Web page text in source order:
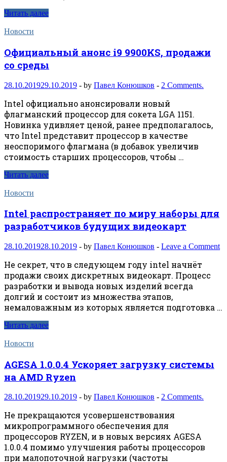
Читать далее
Новости
Официальный анонс i9 9900KS, продажи
со среды
28.10.201929.10.2019 - by Павел Конюшков - 2 Comments.
Intel официально анонсировали новый
флагманский процессор для сокета LGA 1151.
Новинка удивляет ценой, ранее предполагалось,
что Intel представит процессор в качестве
неоспоримого флагмана (в добавок увеличив
стоимость старших процессоров, чтобы …
Читать далее
Новости
Intel распространяет по миру наборы для
разработчиков будущих видеокарт
28.10.201928.10.2019 - by Павел Конюшков - Leave a Comment
Не секрет, что в следующем году intel начнёт
продажи своих дискретных видеокарт. Процесс
разработки и вывода новых изделий всегда
долгий и состоит из множества этапов,
немаловажным из которых является подготовка …
Читать далее
Новости
AGESA 1.0.0.4 Ускоряет загрузку системы
на AMD Ryzen
28.10.201929.10.2019 - by Павел Конюшков - 2 Comments.
Не прекращаются усовершенствования
микропрограммного обеспечения для
процессоров RYZEN, и в новых версиях AGESA
1.0.0.4 помимо улучшения работы процессоров
при малопоточной нагрузки (частоты